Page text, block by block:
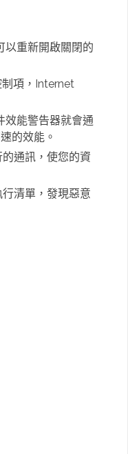
以重新開啟關閉的
項，Internet
效能警告器就會通
的效能。
通訊，使您的資
清單，發現惡意